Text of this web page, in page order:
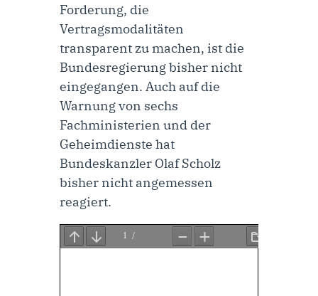
Forderung, die
Vertragsmodalitäten
transparent zu machen, ist die
Bundesregierung bisher nicht
eingegangen. Auch auf die
Warnung von sechs
Fachministerien und der
Geheimdienste hat
Bundeskanzler Olaf Scholz
bisher nicht angemessen
reagiert.